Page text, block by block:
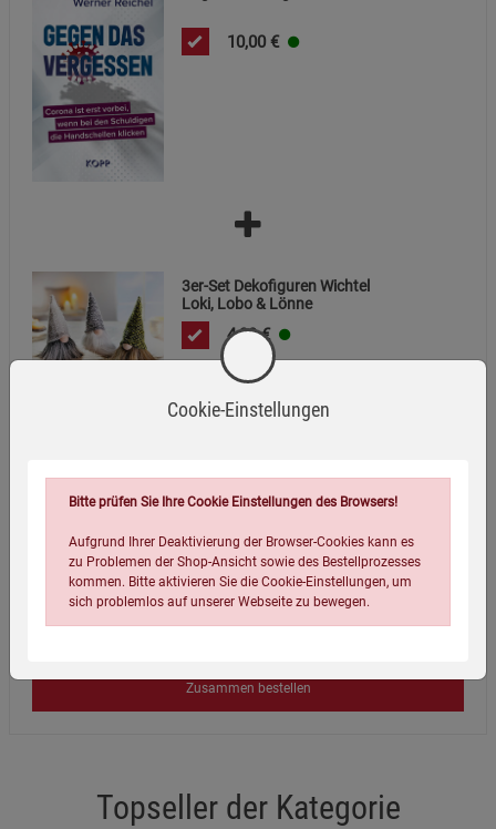
10,00 €
3er-Set Dekofiguren Wichtel
Loki, Lobo & Lönne
4,99 €
=
Gesamtsumme: €24,99
Versandkostenfrei in Europa, inkl. 0 % MwSt.
Zusammen bestellen
Topseller der Kategorie
Cookie-Einstellungen
Bitte prüfen Sie Ihre Cookie Einstellungen des Browsers!
Aufgrund Ihrer Deaktivierung der Browser-Cookies kann es
zu Problemen der Shop-Ansicht sowie des Bestellprozesses
kommen. Bitte aktivieren Sie die Cookie-Einstellungen, um
sich problemlos auf unserer Webseite zu bewegen.
Einstellungen speichern für die GruppeEinstellungen speichern für die Gruppe